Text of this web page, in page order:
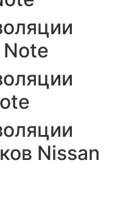
Nissan